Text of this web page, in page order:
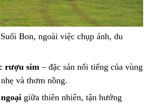
Bon, ngoài việc chụp ảnh, du
rượu sim – đặc sản nổi tiếng của vùng
và thơm nồng.
giữa thiên nhiên, tận hưởng